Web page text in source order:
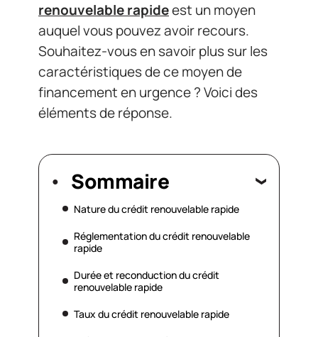
renouvelable rapideest un moyen
auquel vous pouvez avoir recours.
Souhaitez-vous en savoir plus sur les
caractéristiques de ce moyen de
financement en urgence ? Voici des
éléments de réponse.
Sommaire
Nature du crédit renouvelable rapide
Réglementation du crédit renouvelable
rapide
Durée et reconduction du crédit
renouvelable rapide
Taux du crédit renouvelable rapide